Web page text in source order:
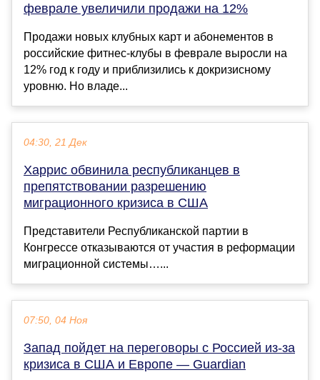
феврале увеличили продажи на 12%
Продажи новых клубных карт и абонементов в
российские фитнес-клубы в феврале выросли на
12% год к году и приблизились к докризисному
уровню. Но владе...
04:30, 21 Дек
Харрис обвинила республиканцев в
препятствовании разрешению
миграционного кризиса в США
Представители Республиканской партии в
Конгрессе отказываются от участия в реформации
миграционной системы…...
07:50, 04 Ноя
Запад пойдет на переговоры с Россией из-за
кризиса в США и Европе — Guardian